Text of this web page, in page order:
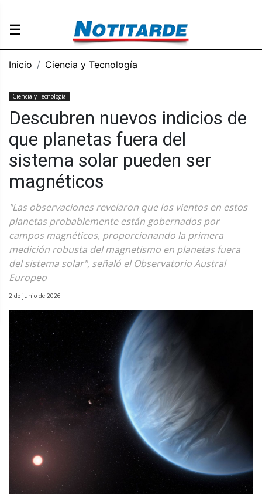
☰
Inicio Ciencia y Tecnología
Ciencia y Tecnología
Descubren nuevos indicios de
que planetas fuera del
sistema solar pueden ser
magnéticos
"Las observaciones revelaron que los vientos en estos
planetas probablemente están gobernados por
campos magnéticos, proporcionando la primera
medición robusta del magnetismo en planetas fuera
del sistema solar", señaló el Observatorio Austral
Europeo
2 de junio de 2026